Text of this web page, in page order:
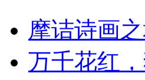
摩诘诗画
万千花红